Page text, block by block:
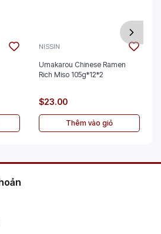
NISSIN
Umakarou Chinese Ramen
Rich Miso 105g*12*2
$23.00
Thêm vào giỏ